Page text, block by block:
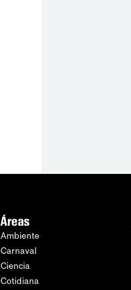
Áreas
Ambiente
Carnaval
Ciencia
Cotidiana